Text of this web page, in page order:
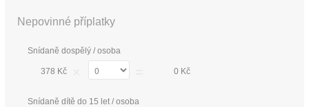
Nepovinné příplatky
Snídaně dospělý / osoba
378 Kč 0 Kč
Snídaně dítě do 15 let / osoba